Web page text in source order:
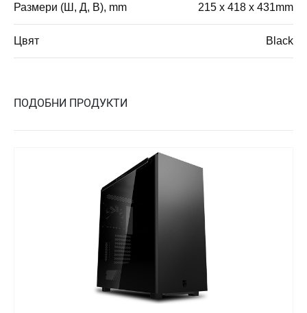
Размери (Ш, Д, В), mm 215 x 418 x 431mm
Цвят Black
ПОДОБНИ ПРОДУКТИ